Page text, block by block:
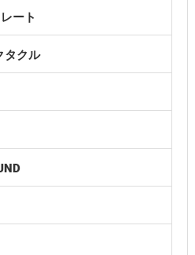
ート
タクル